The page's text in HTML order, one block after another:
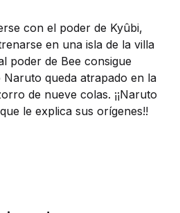
con el poder de Kyûbi,
en una isla de la villa
poder de Bee consigue
queda atrapado en la
de nueve colas. ¡¡Naruto
le explica sus orígenes!!